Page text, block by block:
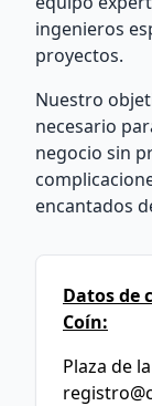
ingenieros
proyectos.
Nuestro
necesario
negocio sin
encantados
Datos de
Coín:
Plaza de